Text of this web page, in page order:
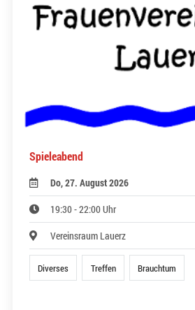
Spieleabend
Do, 27. August 2026
19:30 - 22:00 Uhr
Vereinsraum Lauerz
Diverses Treffen Brauchtum